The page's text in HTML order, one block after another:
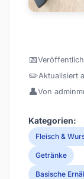
📅
✏️Aktualisiert
👤Von
Kategorien:
Fleisch &
Getränke
Basische